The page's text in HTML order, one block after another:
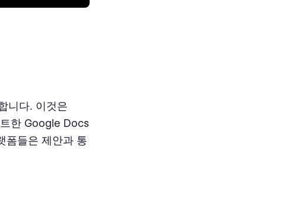
니다. 이것은
한 Google Docs
폼들은 제안과 통